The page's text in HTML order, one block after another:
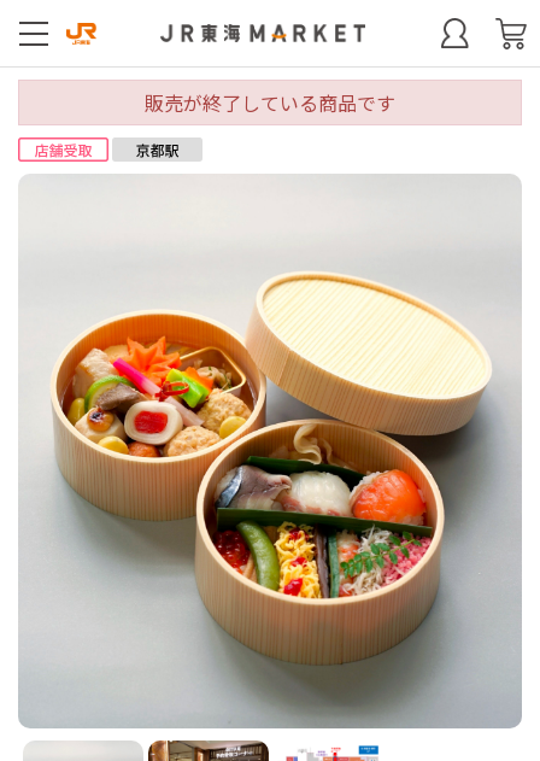
販売が終了している商品です